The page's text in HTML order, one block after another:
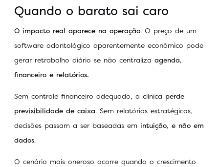
Quando o barato sai caro
O impacto real aparece na operação. O preço de um
software odontológico aparentemente econômico pode
gerar retrabalho diário se não centraliza agenda,
financeiro e relatórios.
Sem controle financeiro adequado, a clínica perde
previsibilidade de caixa. Sem relatórios estratégicos,
decisões passam a ser baseadas em intuição, e não em
dados.
O cenário mais oneroso ocorre quando o crescimento